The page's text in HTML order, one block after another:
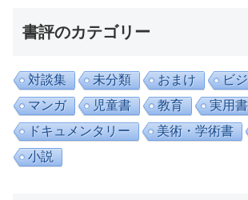
書評のカテゴリー
対談集 未分類 おまけ
ビ
マンガ
児童書 教育 実用書
ドキュメンタリー
美術・学術書
小説